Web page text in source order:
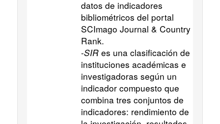
datos de indicadores
bibliométricos del portal
SCImago Journal & Country
Rank.
-SIR es una clasificación de
instituciones académicas e
investigadoras según un
indicador compuesto que
combina tres conjuntos de
indicadores: rendimiento de